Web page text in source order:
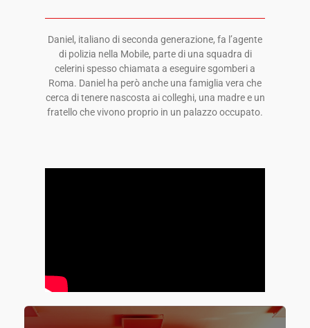
Daniel, italiano di seconda generazione, fa l’agente
di polizia nella Mobile, parte di una squadra di
celerini spesso chiamata a eseguire sgomberi a
Roma. Daniel ha però anche una famiglia vera che
cerca di tenere nascosta ai colleghi, una madre e un
fratello che vivono proprio in un palazzo occupato.